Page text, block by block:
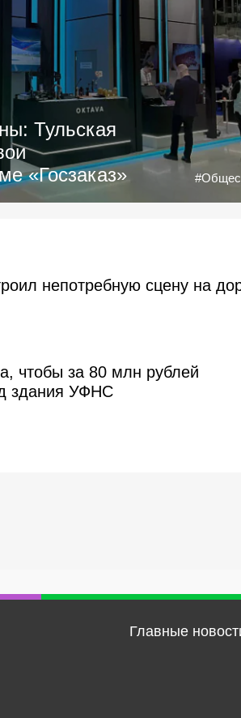
Тульская
«Госзаказ»
непотребную сцену на
чтобы за 80 млн рублей
здания УФНС
Главные